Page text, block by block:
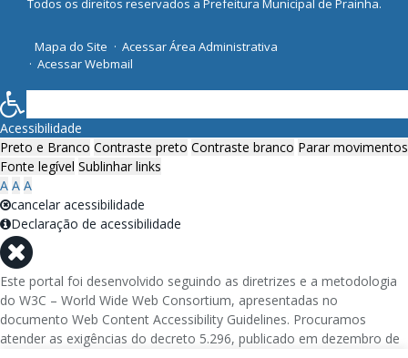
Todos os direitos reservados a Prefeitura Municipal de Prainha.
Mapa do Site
Acessar Área Administrativa
Acessar Webmail
Acessibilidade
Preto e Branco Contraste preto Contraste branco Parar movimentos
Fonte legível Sublinhar links
A A A
cancelar acessibilidade
Declaração de acessibilidade
Este portal foi desenvolvido seguindo as diretrizes e a metodologia
do W3C – World Wide Web Consortium, apresentadas no
documento Web Content Accessibility Guidelines. Procuramos
atender as exigências do decreto 5.296, publicado em dezembro de